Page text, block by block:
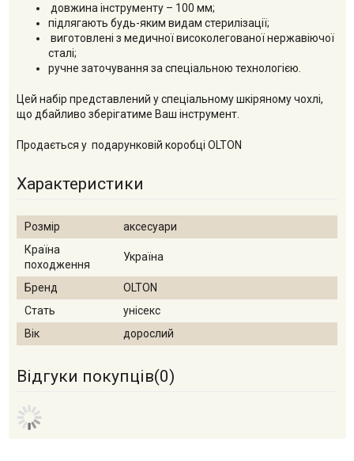
довжина інструменту – 100 мм;
підлягають будь-яким видам стерилізації;
виготовлені з медичної високолегованої нержавіючої
сталі;
ручне заточування за спеціальною технологією.
Цей набір представлений у спеціальному шкіряному чохлі,
що дбайливо зберігатиме Ваш інструмент.
Продається у подарунковій коробці OLTON
Характеристики
Розмір
аксесуари
Країна
походження
Україна
Бренд
OLTON
Стать
унісекс
Вік
дорослий
Відгуки покупців(0)